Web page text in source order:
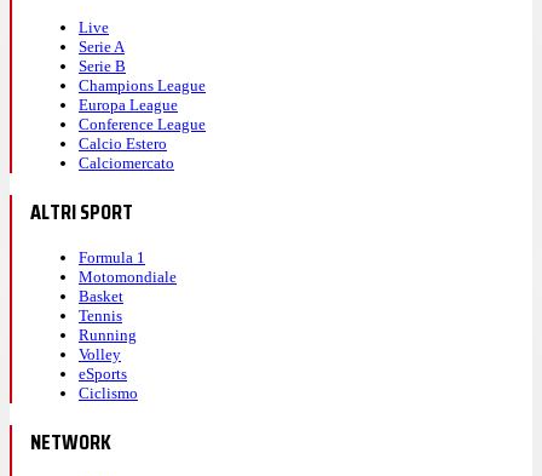
Live
Serie A
Serie B
Champions League
Europa League
Conference League
Calcio Estero
Calciomercato
ALTRI SPORT
Formula 1
Motomondiale
Basket
Tennis
Running
Volley
eSports
Ciclismo
NETWORK